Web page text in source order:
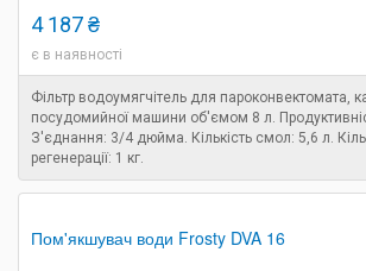
4 187 ₴
є в наявності
Фільтр водоумягчітель для пароконвектомата,
посудомийної машини об'ємом 8 л.
З'єднання: 3/4 дюйма. Кількість смол: 5,6 л.
регенерації: 1 кг.
Пом'якшувач води Frosty DVA 16